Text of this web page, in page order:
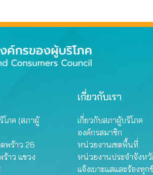
โภค (สภาผู้
ดพร้าว 26
าว แขวง
เกี่ยวกับเรา
เกี่ยวกับสภาผู้บริโภค
องค์กรสมาชิก
หน่วยงานเขตพื้นที่
หน่วยงานประจำจังห
แจ้งเบาะแสและร้องทุกข์